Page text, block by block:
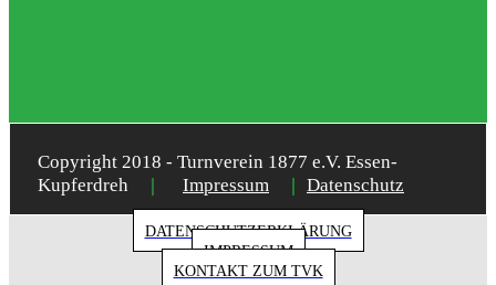
Copyright 2018 - Turnverein 1877 e.V. Essen-
Kupferdreh
| Impressum | Datenschutz
DATENSCHUTZERKLÄRUNG
IMPRESSUM
KONTAKT ZUM TVK